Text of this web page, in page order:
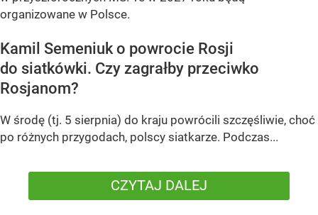
organizowane w Polsce.
Kamil Semeniuk o powrocie Rosji
do siatkówki. Czy zagrałby przeciwko
Rosjanom?
W środę (tj. 5 sierpnia) do kraju powrócili szczęśliwie, choć
po różnych przygodach, polscy siatkarze. Podczas...
CZYTAJ DALEJ